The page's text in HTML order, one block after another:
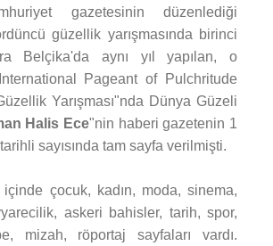
gazetesinin düzenlediği
güzellik yarışmasında birinci
Belçika'da aynı yıl yapılan, o
Pageant of Pulchritude
Yarışması"nda Dünya Güzeli
Halis Ece"nin haberi gazetenin 1
sayısında tam sayfa verilmişti.
içinde çocuk, kadın, moda, sinema,
askeri bahisler, tarih, spor,
mizah, röportaj sayfaları vardı.